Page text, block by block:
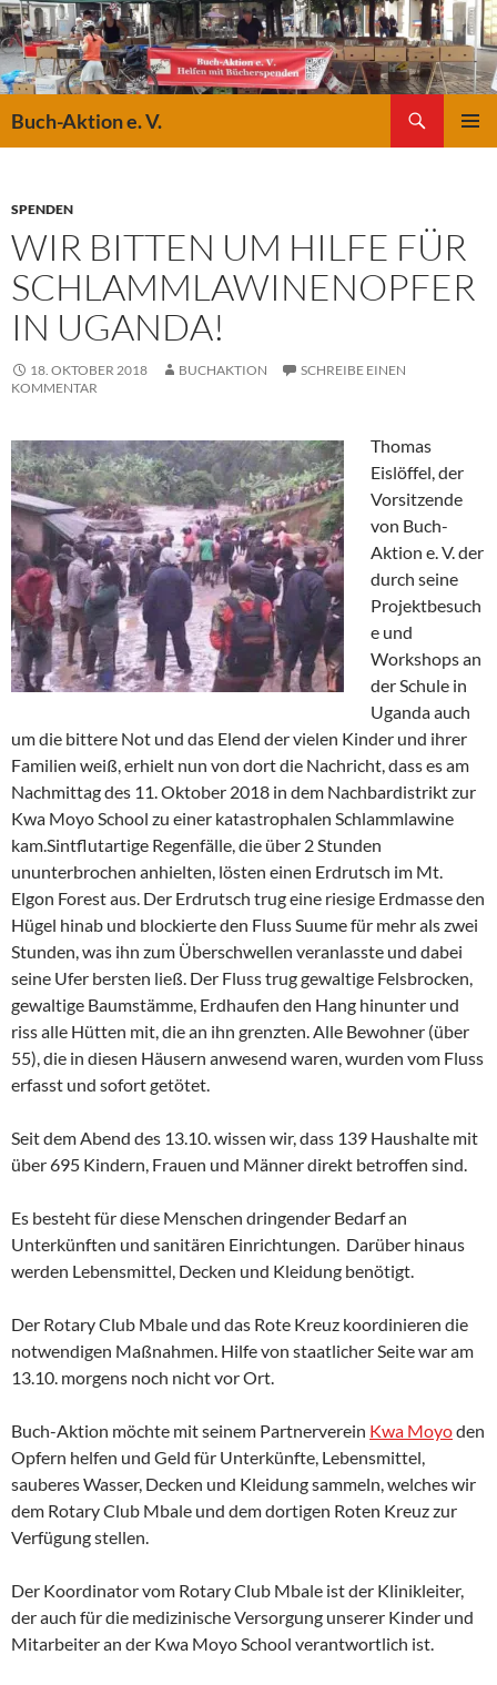
Buch-Aktion e. V.
SPENDEN
WIR BITTEN UM HILFE FÜR
SCHLAMMLAWINENOPFER
IN UGANDA!
18. OKTOBER 2018 BUCHAKTION
SCHREIBE EINEN
KOMMENTAR
Thomas
Eislöffel, der
Vorsitzende
von Buch-
Aktion e. V. der
durch seine
Projektbesuch
e und
Workshops an
der Schule in
Uganda auch
um die bittere Not und das Elend der vielen Kinder und ihrer
Familien weiß, erhielt nun von dort die Nachricht, dass es am
Nachmittag des 11. Oktober 2018 in dem Nachbardistrikt zur
Kwa Moyo School zu einer katastrophalen Schlammlawine
kam.Sintflutartige Regenfälle, die über 2 Stunden
ununterbrochen anhielten, lösten einen Erdrutsch im Mt.
Elgon Forest aus. Der Erdrutsch trug eine riesige Erdmasse den
Hügel hinab und blockierte den Fluss Suume für mehr als zwei
Stunden, was ihn zum Überschwellen veranlasste und dabei
seine Ufer bersten ließ. Der Fluss trug gewaltige Felsbrocken,
gewaltige Baumstämme, Erdhaufen den Hang hinunter und
riss alle Hütten mit, die an ihn grenzten. Alle Bewohner (über
55), die in diesen Häusern anwesend waren, wurden vom Fluss
erfasst und sofort getötet.
Seit dem Abend des 13.10. wissen wir, dass 139 Haushalte mit
über 695 Kindern, Frauen und Männer direkt betroffen sind.
Es besteht für diese Menschen dringender Bedarf an
Unterkünften und sanitären Einrichtungen. Darüber hinaus
werden Lebensmittel, Decken und Kleidung benötigt.
Der Rotary Club Mbale und das Rote Kreuz koordinieren die
notwendigen Maßnahmen. Hilfe von staatlicher Seite war am
13.10. morgens noch nicht vor Ort.
Buch-Aktion möchte mit seinem Partnerverein Kwa Moyoden
Opfern helfen und Geld für Unterkünfte, Lebensmittel,
sauberes Wasser, Decken und Kleidung sammeln, welches wir
dem Rotary Club Mbale und dem dortigen Roten Kreuz zur
Verfügung stellen.
Der Koordinator vom Rotary Club Mbale ist der Klinikleiter,
der auch für die medizinische Versorgung unserer Kinder und
Mitarbeiter an der Kwa Moyo School verantwortlich ist.